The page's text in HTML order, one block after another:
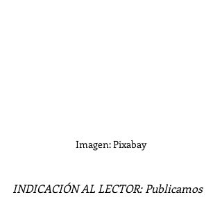
Imagen: Pixabay
INDICACIÓN AL LECTOR: Publicamos